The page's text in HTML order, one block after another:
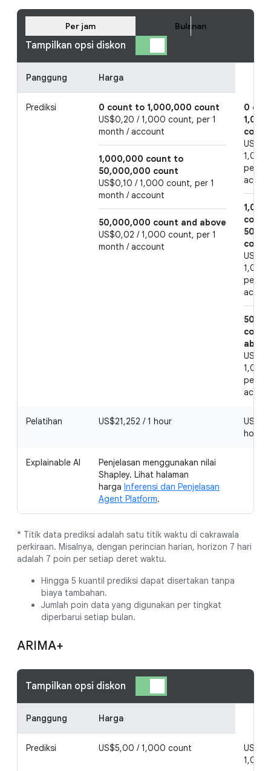
Tampilkan opsi diskon
Per jam Bulanan
Panggung Harga
Prediksi
0 count to 1,000,000 count
US$0,20 / 1,000 count, per 1
month / account
1,000,000 count to
50,000,000 count
US$0,10 / 1,000 count, per 1
month / account
50,000,000 count and above
US$0,02 / 1,000 count, per 1
month / account
0
count
1,000
per 1
count
1,000
per 1
count
above
1,000
per 1
Pelatihan US$21,252 / 1 hour
hour
Explainable AI
Penjelasan menggunakan nilai
Shapley. Lihat halaman
harga Inferensi dan Penjelasan
Agent Platform.
* Titik data prediksi adalah satu titik waktu di cakrawala
perkiraan. Misalnya, dengan perincian harian, horizon 7 hari
adalah 7 poin per setiap deret waktu.
Hingga 5 kuantil prediksi dapat disertakan tanpa
biaya tambahan.
Jumlah poin data yang digunakan per tingkat
diperbarui setiap bulan.
ARIMA+
Tampilkan opsi diskon
Panggung Harga
Prediksi US$5,00 / 1,000 count
1,000